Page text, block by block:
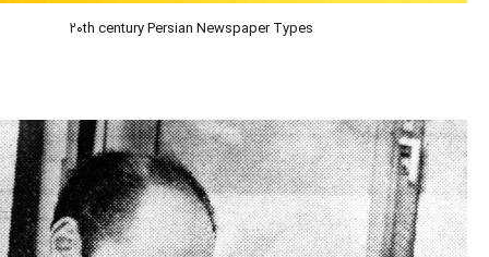
20th century Persian Newspaper Types